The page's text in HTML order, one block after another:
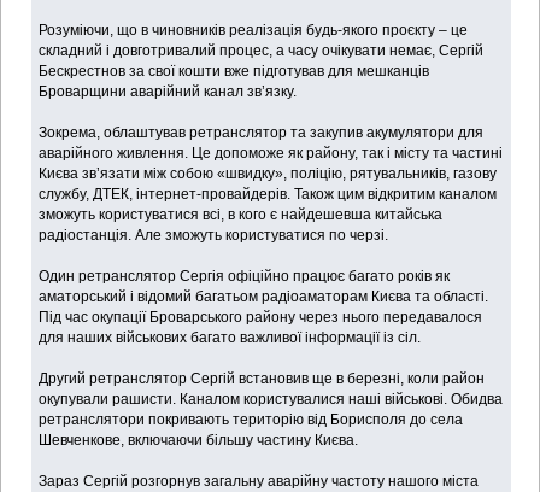
Розуміючи, що в чиновників реалізація будь-якого проєкту – це
складний і довготривалий процес, а часу очікувати немає, Сергій
Бескрестнов за свої кошти вже підготував для мешканців
Броварщини аварійний канал зв’язку.
Зокрема, облаштував ретранслятор та закупив акумулятори для
аварійного живлення. Це допоможе як району, так і місту та частині
Києва зв’язати між собою «швидку», поліцію, рятувальників, газову
службу, ДТЕК, інтернет-провайдерів. Також цим відкритим каналом
зможуть користуватися всі, в кого є найдешевша китайська
радіостанція. Але зможуть користуватися по черзі.
Один ретранслятор Сергія офіційно працює багато років як
аматорський і відомий багатьом радіоаматорам Києва та області.
Під час окупації Броварського району через нього передавалося
для наших військових багато важливої інформації із сіл.
Другий ретранслятор Сергій встановив ще в березні, коли район
окупували рашисти. Каналом користувалися наші військові. Обидва
ретранслятори покривають територію від Борисполя до села
Шевченкове, включаючи більшу частину Києва.
Зараз Сергій розгорнув загальну аварійну частоту нашого міста